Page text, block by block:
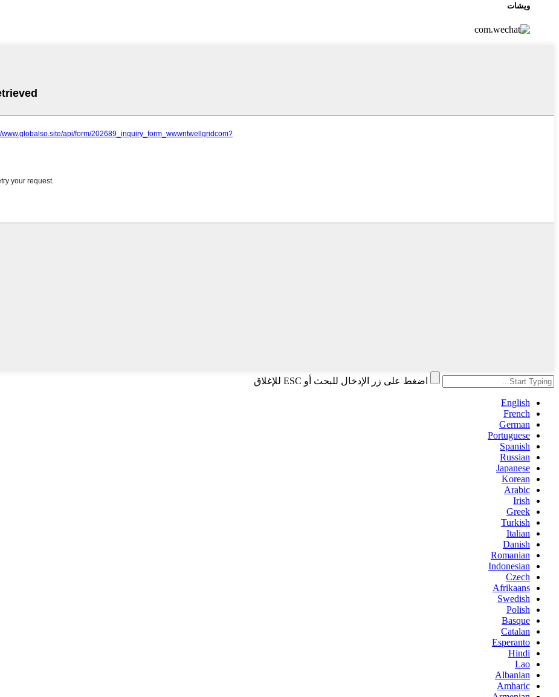
ويشات
اضغط على زر الإدخال للبحث أو ESC للإغلاق
English
French
German
Portuguese
Spanish
Russian
Japanese
Korean
Arabic
Irish
Greek
Turkish
Italian
Danish
Romanian
Indonesian
Czech
Afrikaans
Swedish
Polish
Basque
Catalan
Esperanto
Hindi
Lao
Albanian
Amharic